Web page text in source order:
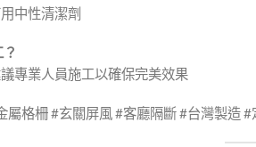
中性清潔劑
專業人員施工以確保完美效果
屬格柵 #玄關屏風 #客廳隔斷 #台灣製造